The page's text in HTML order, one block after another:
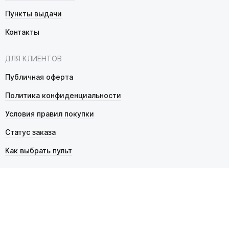
Пункты выдачи
Контакты
ДЛЯ КЛИЕНТОВ
Публичная оферта
Политика конфиденциальности
Условия правил покупки
Статус заказа
Как выбрать пульт